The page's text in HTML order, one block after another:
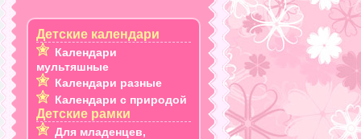
Детские календари
Календари
мультяшные
Календари разные
Календари с природой
Детские рамки
Для младенцев,